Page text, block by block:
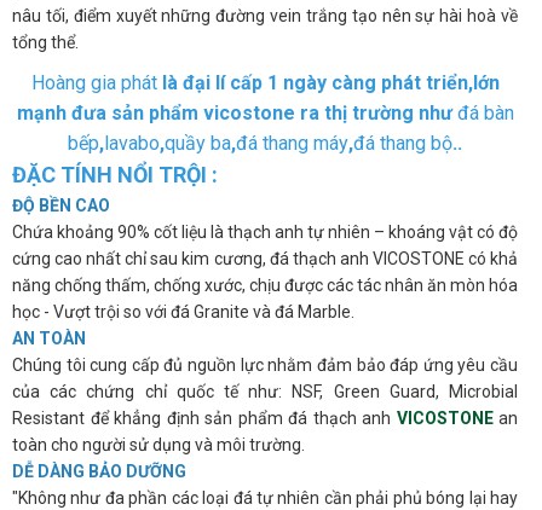
nâu tối, điểm xuyết những đường vein trắng tạo nên sự hài hoà về
tổng thể.
Hoàng gia phátlà đại lí cấp 1 ngày càng phát triển,lớn
mạnh đưa sản phẩm vicostone ra thị trường nhưđá bàn
bếp,lavabo,quầy ba,đá thang máy,đá thang bộ..
ĐẶC TÍNH NỔI TRỘI :
ĐỘ BỀN CAO
Chứa khoảng 90% cốt liệu là thạch anh tự nhiên – khoáng vật có độ
cứng cao nhất chỉ sau kim cương, đá thạch anh VICOSTONE có khả
năng chống thấm, chống xước, chịu được các tác nhân ăn mòn hóa
học - Vượt trội so với đá Granite và đá Marble.
AN TOÀN
Chúng tôi cung cấp đủ nguồn lực nhằm đảm bảo đáp ứng yêu cầu
của các chứng chỉ quốc tế như: NSF, Green Guard, Microbial
Resistant để khẳng định sản phẩm đá thạch anh VICOSTONE an
toàn cho người sử dụng và môi trường.
DỄ DÀNG BẢO DƯỠNG
"Không như đa phần các loại đá tự nhiên cần phải phủ bóng lại hay